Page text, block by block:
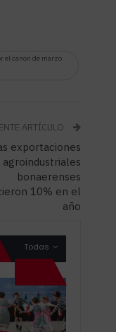
el canon de marzo
ARTÍCULO
exportaciones
agroindustriales
bonaerenses
10% en el
año
Todas